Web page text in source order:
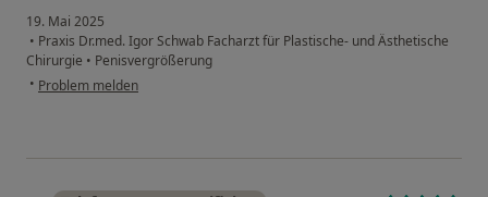
19. Mai 2025
• Praxis Dr.med. Igor Schwab Facharzt für Plastische- und Ästhetische
Chirurgie • Penisvergrößerung
• Problem melden